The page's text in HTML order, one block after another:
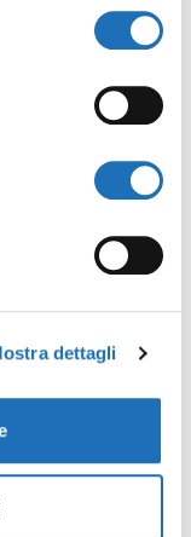
dettagli
Cesenatico